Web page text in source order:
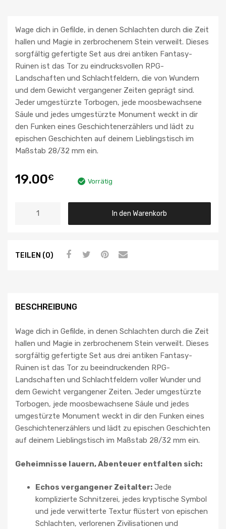
Wage dich in Gefilde, in denen Schlachten durch die Zeit
hallen und Magie in zerbrochenem Stein verweilt. Dieses
sorgfältig gefertigte Set aus drei antiken Fantasy-
Ruinen ist das Tor zu eindrucksvollen RPG-
Landschaften und Schlachtfeldern, die von Wundern
und dem Gewicht vergangener Zeiten geprägt sind.
Jeder umgestürzte Torbogen, jede moosbewachsene
Säule und jedes umgestürzte Monument weckt in dir
den Funken eines Geschichtenerzählers und lädt zu
epischen Geschichten auf deinem Lieblingstisch im
Maßstab 28/32 mm ein.
19.00€ Vorrätig
In den Warenkorb
TEILEN (0)
BESCHREIBUNG
Wage dich in Gefilde, in denen Schlachten durch die Zeit
hallen und Magie in zerbrochenem Stein verweilt. Dieses
sorgfältig gefertigte Set aus drei antiken Fantasy-
Ruinen ist das Tor zu beeindruckenden RPG-
Landschaften und Schlachtfeldern voller Wunder und
dem Gewicht vergangener Zeiten. Jeder umgestürzte
Torbogen, jede moosbewachsene Säule und jedes
umgestürzte Monument weckt in dir den Funken eines
Geschichtenerzählers und lädt zu epischen Geschichten
auf deinem Lieblingstisch im Maßstab 28/32 mm ein.
Geheimnisse lauern, Abenteuer entfalten sich:
Echos vergangener Zeitalter: Jede
komplizierte Schnitzerei, jedes kryptische Symbol
und jede verwitterte Textur flüstert von epischen
Schlachten, verlorenen Zivilisationen und